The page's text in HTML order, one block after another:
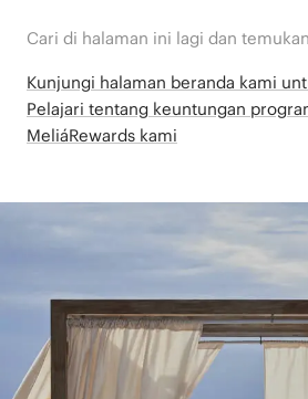
Cari di halaman ini lagi dan
Kunjungi halaman beranda kami
Pelajari tentang keuntungan
MeliáRewards kami